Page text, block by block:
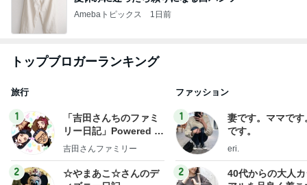
Amebaトピックス 1日前
トップブロガーランキング
旅行
1
「吉田さんちのファミ
リー日記」Powered b
y Ameba 吉田さんファ
ログ
吉田さんファミリー
2
☆やまあこ☆さんのデ
ファッション
1
妻です。ママです
です。
eri.
2
40代からの大人